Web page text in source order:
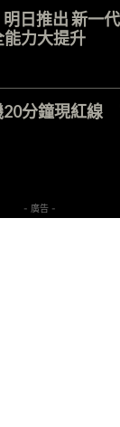
日推出 新一
能力大提升
20分鐘現紅線
- 廣告 -